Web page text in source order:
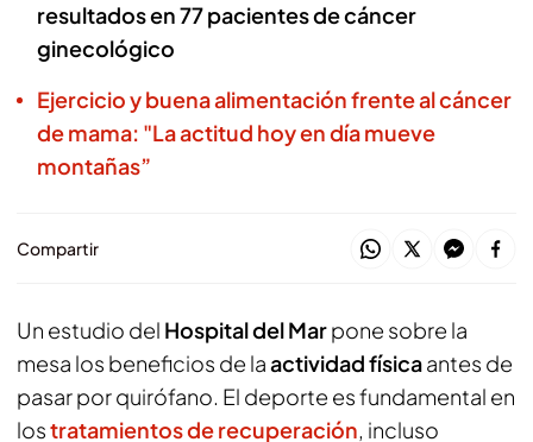
resultados en 77 pacientes de cáncer
ginecológico
Ejercicio y buena alimentación frente al cáncer
de mama: "La actitud hoy en día mueve
montañas”
Compartir
Un estudio del Hospital del Marpone sobre la
mesa los beneficios de laactividad físicaantes de
pasar por quirófano. El deporte es fundamental en
lostratamientos de recuperación, incluso